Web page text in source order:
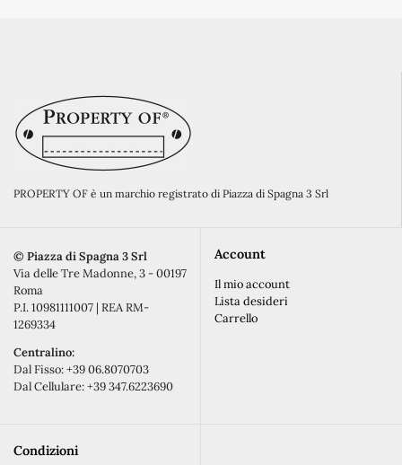
PROPERTY OF è un marchio registrato di Piazza di Spagna 3 Srl
©️ Piazza di Spagna 3 Srl
Via delle Tre Madonne, 3 - 00197
Roma
P.I. 10981111007 | REA RM-
1269334
Centralino:
Dal Fisso: +39 06.8070703
Dal Cellulare: +39 347.6223690
Account
Il mio account
Lista desideri
Carrello
Condizioni